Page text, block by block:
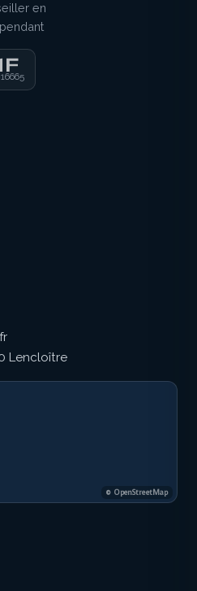
en
Lencloître
© OpenStreetMap